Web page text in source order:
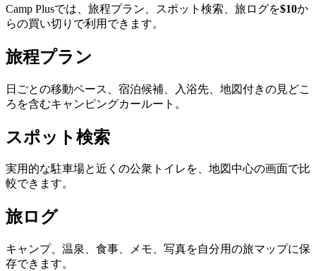
Camp Plusでは、旅程プラン、スポット検索、旅ログを$10か
らの買い切りで利用できます。
旅程プラン
日ごとの移動ペース、宿泊候補、入浴先、地図付きの見どこ
ろを含むキャンピングカールート。
スポット検索
実用的な駐車場と近くの公衆トイレを、地図中心の画面で比
較できます。
旅ログ
キャンプ、温泉、食事、メモ、写真を自分用の旅マップに保
存できます。